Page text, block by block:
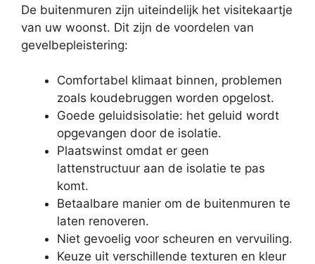
De buitenmuren zijn uiteindelijk het visitekaartje
van uw woonst. Dit zijn de voordelen van
gevelbepleistering:
Comfortabel klimaat binnen, problemen
zoals koudebruggen worden opgelost.
Goede geluidsisolatie: het geluid wordt
opgevangen door de isolatie.
Plaatswinst omdat er geen
lattenstructuur aan de isolatie te pas
komt.
Betaalbare manier om de buitenmuren te
laten renoveren.
Niet gevoelig voor scheuren en vervuiling.
Keuze uit verschillende texturen en kleur